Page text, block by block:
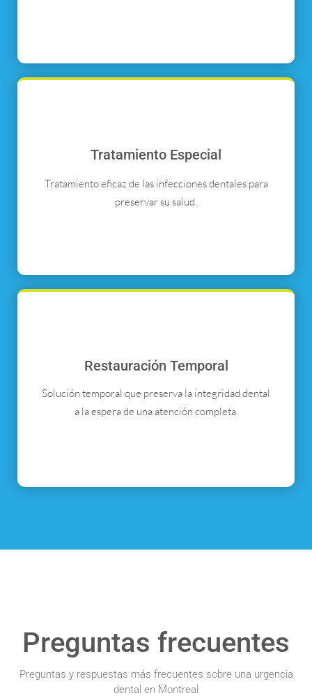
Tratamiento Especial
Tratamiento eficaz de las infecciones dentales para
preservar su salud.
Restauración Temporal
Solución temporal que preserva la integridad dental
a la espera de una atención completa.
Preguntas frecuentes
Preguntas y respuestas más frecuentes sobre una urgencia
dental en Montreal